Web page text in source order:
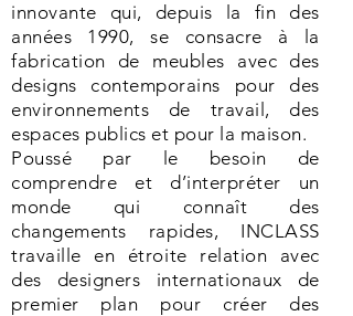
innovante qui, depuis la fin des
années 1990, se consacre à la
fabrication de meubles avec des
designs contemporains pour des
environnements de travail, des
espaces publics et pour la maison.
Poussé par le besoin de
comprendre et d’interpréter un
monde qui connaît des
changements rapides, INCLASS
travaille en étroite relation avec
des designers internationaux de
premier plan pour créer des